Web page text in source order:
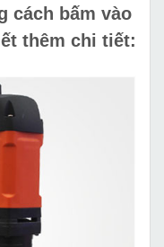
cách bấm vào
thêm chi tiết: